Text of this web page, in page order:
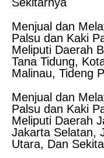
Sekitarnya
Menjual dan
Palsu dan Kaki
Meliputi Daerah
Tana Tidung,
Malinau, Tideng
Menjual dan
Palsu dan Kaki
Meliputi Daerah
Jakarta Selatan,
Utara, Dan